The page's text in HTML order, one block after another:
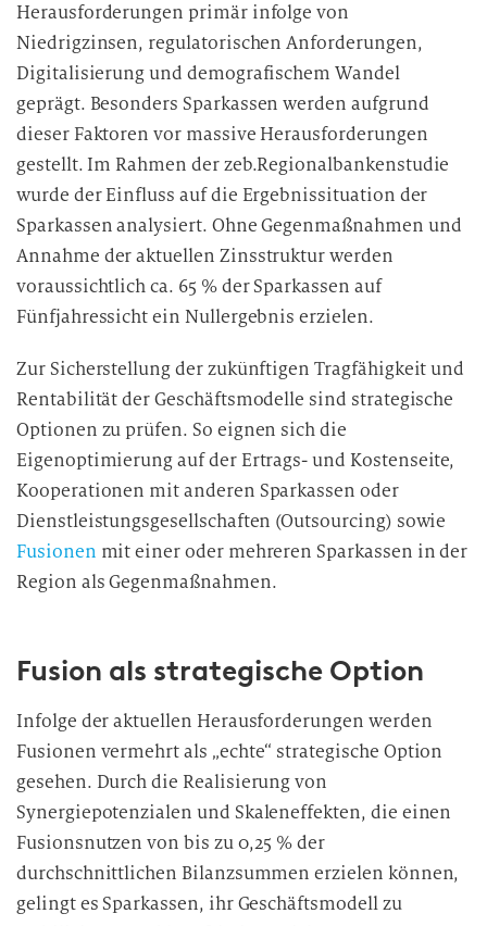
Herausforderungen primär infolge von
Niedrigzinsen, regulatorischen Anforderungen,
Digitalisierung und demografischem Wandel
geprägt. Besonders Sparkassen werden aufgrund
dieser Faktoren vor massive Herausforderungen
gestellt. Im Rahmen der zeb.Regionalbankenstudie
wurde der Einfluss auf die Ergebnissituation der
Sparkassen analysiert. Ohne Gegenmaßnahmen und
Annahme der aktuellen Zinsstruktur werden
voraussichtlich ca. 65 % der Sparkassen auf
Fünfjahressicht ein Nullergebnis erzielen.
Zur Sicherstellung der zukünftigen Tragfähigkeit und
Rentabilität der Geschäftsmodelle sind strategische
Optionen zu prüfen. So eignen sich die
Eigenoptimierung auf der Ertrags- und Kostenseite,
Kooperationen mit anderen Sparkassen oder
Dienstleistungsgesellschaften (Outsourcing) sowie
Fusionen mit einer oder mehreren Sparkassen in der
Region als Gegenmaßnahmen.
Fusion als strategische Option
Infolge der aktuellen Herausforderungen werden
Fusionen vermehrt als „echte“ strategische Option
gesehen. Durch die Realisierung von
Synergiepotenzialen und Skaleneffekten, die einen
Fusionsnutzen von bis zu 0,25 % der
durchschnittlichen Bilanzsummen erzielen können,
gelingt es Sparkassen, ihr Geschäftsmodell zu